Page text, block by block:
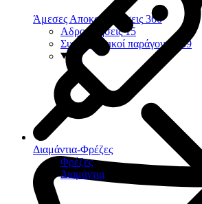
Διαμάντια-Φρέζες
Φρέζες
Διαμάντια
Άμεσες Αποκαταστάσεις 360
Αδροποιήσεις 15
Συγκολλητικοί παράγοντες
39